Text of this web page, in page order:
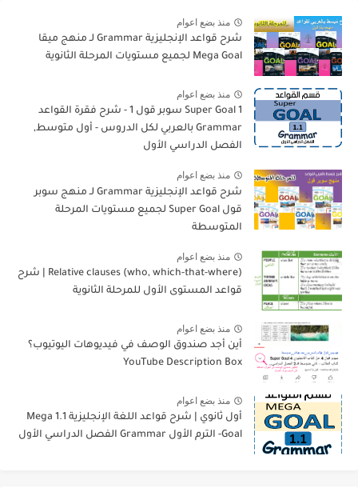
منذ بضع اعوام
شرح قواعد الإنجليزية Grammar لـ منهج ميقا
Mega Goal لجميع مستويات المرحلة الثانوية
منذ بضع اعوام
Super Goal 1 سوبر قول 1 - شرح فقرة القواعد
Grammar بالعربي لكل الدروس - أول متوسط,
الفصل الدراسي الأول
منذ بضع اعوام
شرح قواعد الإنجليزية Grammar لـ منهج سوبر
قول Super Goal لجميع مستويات المرحلة
المتوسطة
منذ بضع اعوام
Relative clauses (who, which-that-where) | شرح
قواعد المستوى الأول للمرحلة الثانوية
منذ بضع اعوام
أين أجد صندوق الوصف في فيديوهات اليوتيوب؟
YouTube Description Box
منذ بضع اعوام
أول ثانوي | شرح قواعد اللغة الإنجليزية 1.1 Mega
Goal- الترم الأول Grammar الفصل الدراسي الأول